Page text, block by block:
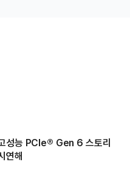
성능 PCIe® Gen 6 스토리
연해